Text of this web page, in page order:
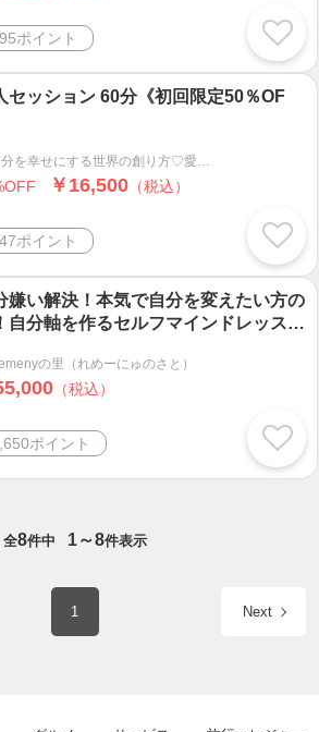
ポイント
セッション 60分《初回限定50％OF
自分を幸せにする世界の創り方♡愛を感じて本質から豊かになる人生へ
￥16,500 （税込）
ポイント
嫌い解決！本気で自分を変えたい方の
自分軸を作るセルフマインドレッスン
の里（れめーにゅのさと）
（税込）
ポイント
全8件中 1～8件表示
1 Next